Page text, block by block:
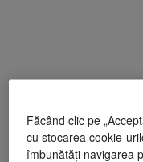
Făcând clic pe
cu stocarea cookie-
îmbunătăți navigarea